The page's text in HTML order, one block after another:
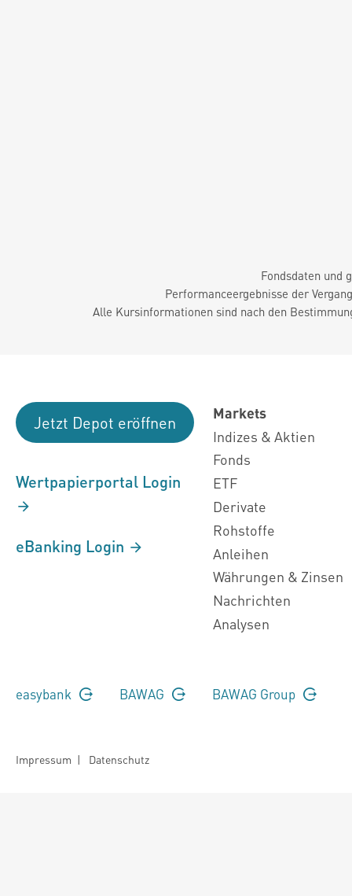
Fondsdaten und
Performanceergebnisse der
Alle Kursinformationen sind nach den
Jetzt Depot eröffnen
Wertpapierportal Login
eBanking Login
Markets
Indizes & Aktien
Fonds
ETF
Derivate
Rohstoffe
Anleihen
Währungen & Zinsen
Nachrichten
Analysen
easybank BAWAG BAWAG Group
Impressum | Datenschutz